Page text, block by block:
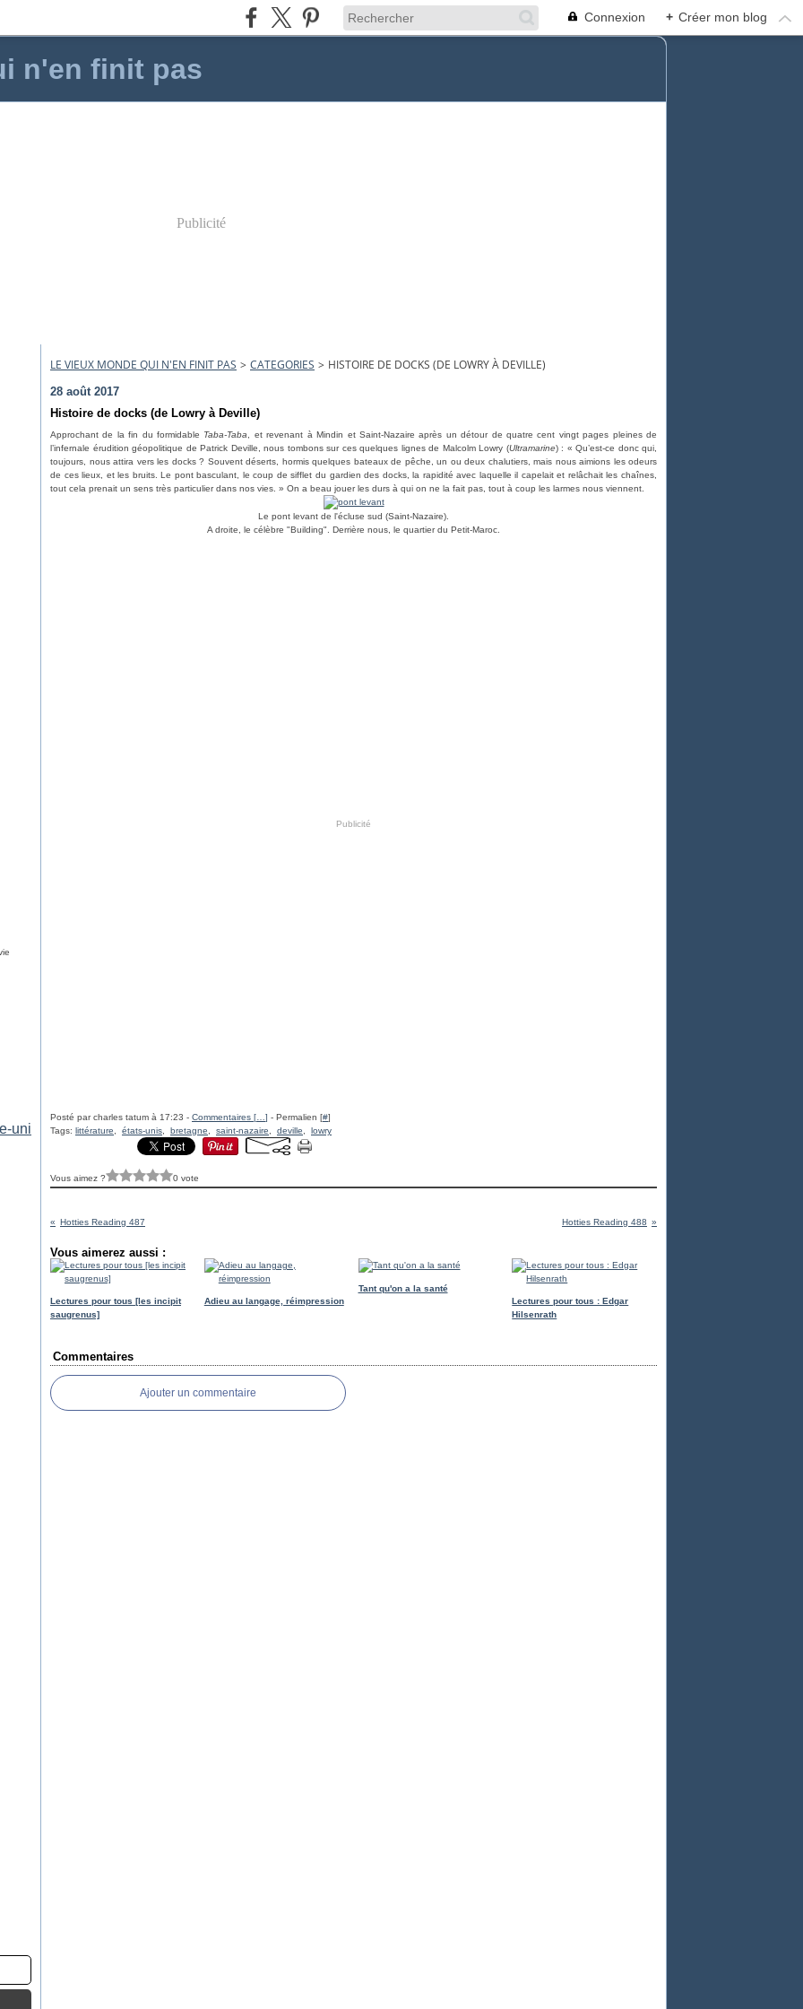
Connexion + Créer mon blog
n'en finit pas
Publicité
uni
LE VIEUX MONDE QUI N'EN FINIT PAS > CATEGORIES > HISTOIRE DE DOCKS (DE LOWRY À DEVILLE)
28 août 2017
Histoire de docks (de Lowry à Deville)
Approchant de la fin du formidable Taba-Taba
, et revenant à Mindin et Saint-Nazaire après un détour de quatre cent vingt pages pleines de
l’infernale érudition géopolitique de Patrick Deville, nous tombons sur ces quelques lignes de Malcolm Lowry (Ultramarine) : « Qu’est-ce donc qui,
toujours, nous attira vers les docks ? Souvent déserts, hormis quelques bateaux de pêche, un ou deux chalutiers, mais nous aimions les odeurs
de ces lieux, et les bruits. Le pont basculant, le coup de sifflet du gardien des docks, la rapidité avec laquelle il capelait et relâchait les chaînes,
tout cela prenait un sens très particulier dans nos vies. » On a beau jouer les durs à qui on ne la fait pas, tout à coup les larmes nous viennent.
Le pont levant de l'écluse sud (Saint-Nazaire).
A droite, le célèbre "Building". Derrière nous, le quartier du Petit-Maroc.
Publicité
Posté par charles tatum à 17:23 - Commentaires [ ] - Permalien [#]
Tags: littérature états-unis bretagne saint-nazaire deville lowry
Vous aimez ? 0 vote
Hotties Reading 487 Hotties Reading 488
Vous aimerez aussi :
Lectures pour tous [les incipit
saugrenus]
Adieu au langage, réimpression
Tant qu'on a la santé
Lectures pour tous : Edgar
Hilsenrath
Commentaires
Ajouter un commentaire